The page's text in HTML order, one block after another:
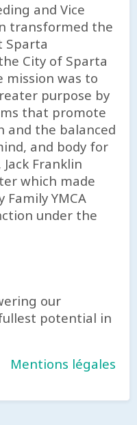
and Vice
transformed the
Sparta
City of Sparta
mission was to
purpose by
that promote
and the balanced
and body for
Franklin
which made
YMCA
under the
our
potential in
Mentions légales